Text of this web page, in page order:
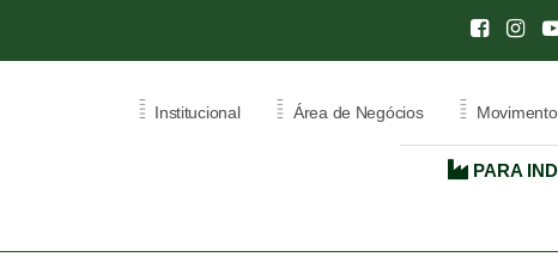
= Institucional = Área de Negócios =
PARA